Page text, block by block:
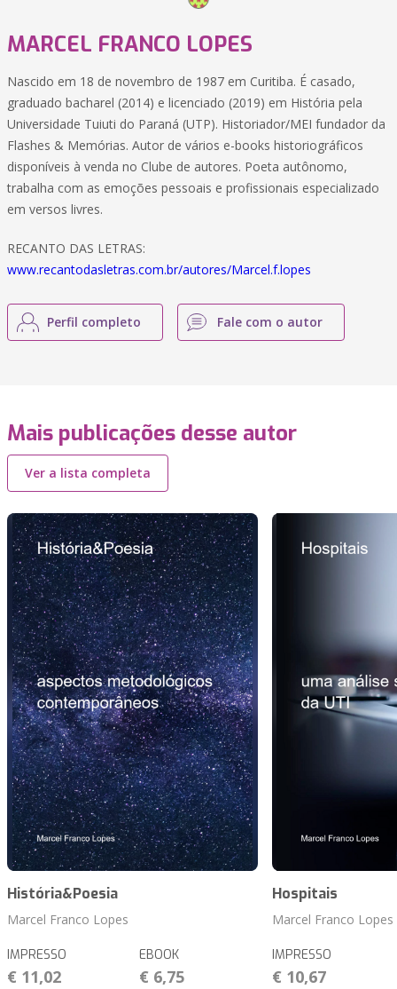
MARCEL FRANCO LOPES
Nascido em 18 de novembro de 1987 em Curitiba. É casado,
graduado bacharel (2014) e licenciado (2019) em História pela
Universidade Tuiuti do Paraná (UTP). Historiador/MEI fundador da
Flashes & Memórias. Autor de vários e-books historiográficos
disponíveis à venda no Clube de autores. Poeta autônomo,
trabalha com as emoções pessoais e profissionais especializado
em versos livres.
RECANTO DAS LETRAS:
www.recantodasletras.com.br/autores/Marcel.f.lopes
Perfil completo Fale com o autor
Mais publicações desse autor
Ver a lista completa
História&Poesia
Marcel Franco Lopes
IMPRESSO
€ 11,02
EBOOK
€ 6,75
Hospitais
Marcel Franco Lopes
IMPRESSO
€ 10,67